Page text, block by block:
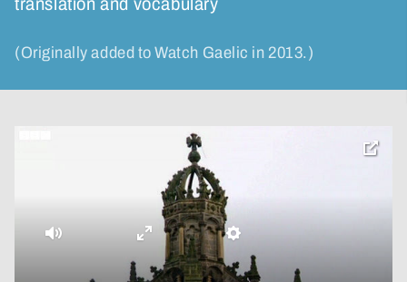
(Originally added to Watch Gaelic in 2013.)
Mute Settings
Enter
fullscreen
toggle